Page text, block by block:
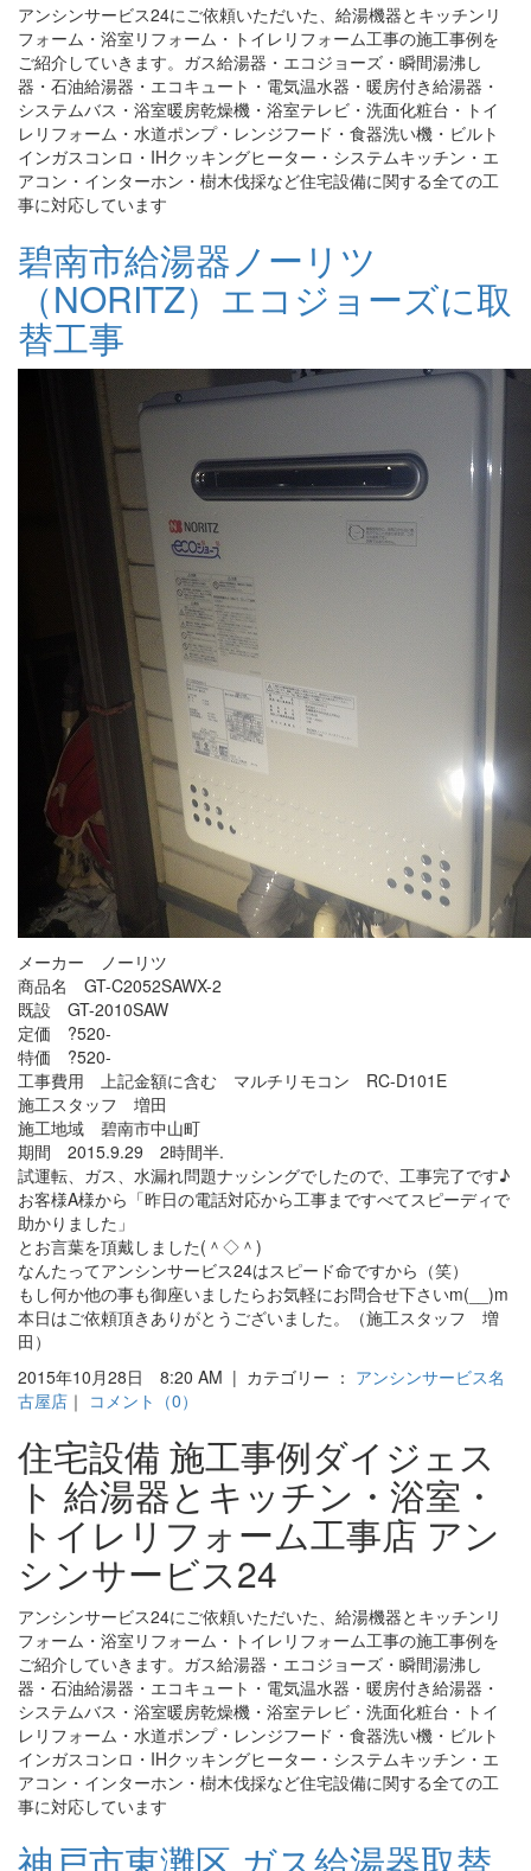
アンシンサービス24にご依頼いただいた、給湯機器とキッチンリ
フォーム・浴室リフォーム・トイレリフォーム工事の施工事例を
ご紹介していきます。ガス給湯器・エコジョーズ・瞬間湯沸し
器・石油給湯器・エコキュート・電気温水器・暖房付き給湯器・
システムバス・浴室暖房乾燥機・浴室テレビ・洗面化粧台・トイ
レリフォーム・水道ポンプ・レンジフード・食器洗い機・ビルト
インガスコンロ・IHクッキングヒーター・システムキッチン・エ
アコン・インターホン・樹木伐採など住宅設備に関する全ての工
事に対応しています
碧南市給湯器ノーリツ
（NORITZ）エコジョーズに取
替工事
メーカー ノーリツ
商品名 GT-C2052SAWX-2
既設 GT-2010SAW
定価 ?520-
特価 ?520-
工事費用 上記金額に含む マルチリモコン RC-D101E
施工スタッフ 増田
施工地域 碧南市中山町
期間 2015.9.29 2時間半.
試運転、ガス、水漏れ問題ナッシングでしたので、工事完了です♪
お客様A様から「昨日の電話対応から工事まですべてスピーディで
助かりました」
とお言葉を頂戴しました(＾◇＾)
なんたってアンシンサービス24はスピード命ですから（笑）
もし何か他の事も御座いましたらお気軽にお問合せ下さいm(__)m
本日はご依頼頂きありがとうございました。（施工スタッフ 増
田）
2015年10月28日 8:20 AM | カテゴリー ： アンシンサービス名
古屋店 ｜ コメント（0）
住宅設備 施工事例ダイジェス
ト 給湯器とキッチン・浴室・
トイレリフォーム工事店 アン
シンサービス24
アンシンサービス24にご依頼いただいた、給湯機器とキッチンリ
フォーム・浴室リフォーム・トイレリフォーム工事の施工事例を
ご紹介していきます。ガス給湯器・エコジョーズ・瞬間湯沸し
器・石油給湯器・エコキュート・電気温水器・暖房付き給湯器・
システムバス・浴室暖房乾燥機・浴室テレビ・洗面化粧台・トイ
レリフォーム・水道ポンプ・レンジフード・食器洗い機・ビルト
インガスコンロ・IHクッキングヒーター・システムキッチン・エ
アコン・インターホン・樹木伐採など住宅設備に関する全ての工
事に対応しています